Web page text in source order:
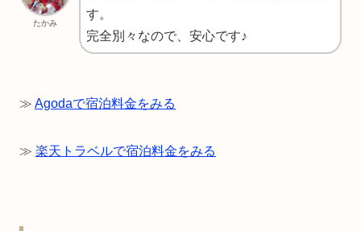
たかみ
す。
完全別々なので、安心です♪
≫ Agodaで宿泊料金をみる
≫ 楽天トラベルで宿泊料金をみる